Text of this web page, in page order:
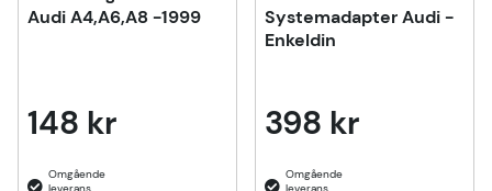
Audi A4,A6,A8 -1999
148 kr
Systemadapter Audi -
Enkeldin
398 kr